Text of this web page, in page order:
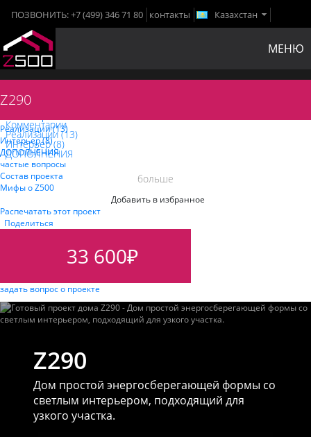
ПОЗВОНИТЬ:+7 (499) 346 71 80 контакты Казахстан
МЕНЮ
Z290
Комментарии
Реализации (13)
Интерьер (8)
ДОПОЛНЕНИЯ
больше
Реализации (13)
Интерьер (8)
ДОПОЛНЕНИЯ
частые вопросы
Состав проекта
Мифы o Z500
Добавить в избранное
Распечатать этот проект
Поделиться
33 600₽
задать вопрос о проекте
Z290
Дом простой энергосберегающей формы со
светлым интерьером, подходящий для
узкого участка.